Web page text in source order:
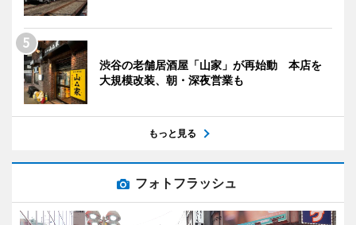
渋谷の老舗居酒屋「山家」が再始動 本店を
大規模改装、朝・深夜営業も
もっと見る
フォトフラッシュ